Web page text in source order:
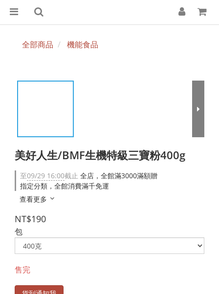
全部商品 機能食品
美好人生/BMF生機特級三寶粉400g
至09/29 16:00截止 全店，全館滿3000滿額贈
指定分類，全館消費滿千免運
查看更多
NT$190
包
售完